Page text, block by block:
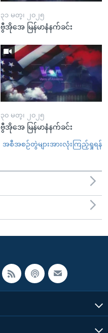
၃၁ မတ္၊ ၂၀၂၅
ဗွီအိုအေ မြန်မာနံနက်ခင်း
၃၀ မတ္၊ ၂၀၂၅
ဗွီအိုအေ မြန်မာနံနက်ခင်း
အစီအစဉ်တွဲများအားလုံးကြည့်ရှုရန်